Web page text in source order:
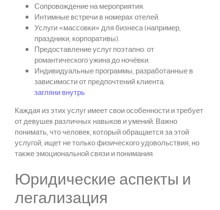
Сопровождение на мероприятия.
Интимные встречи в номерах отелей.
Услуги «массовки» для бизнеса (например,
праздники, корпоративы).
Предоставление услуг поэтапно: от
романтического ужина до ночёвки.
Индивидуальные программы, разработанные в
зависимости от предпочтений клиента.
загляни внутрь
Каждая из этих услуг имеет свои особенности и требует
от девушек различных навыков и умений. Важно
понимать, что человек, который обращается за этой
услугой, ищет не только физического удовольствия, но
также эмоциональной связи и понимания.
Юридические аспекты и
легализация